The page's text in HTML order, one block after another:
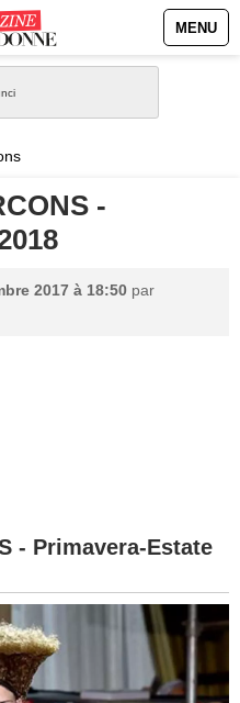
MENU
-
2017 à 18:50 par
- Primavera-Estate